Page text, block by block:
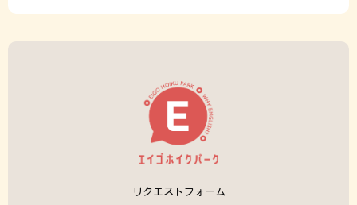
リクエストフォーム